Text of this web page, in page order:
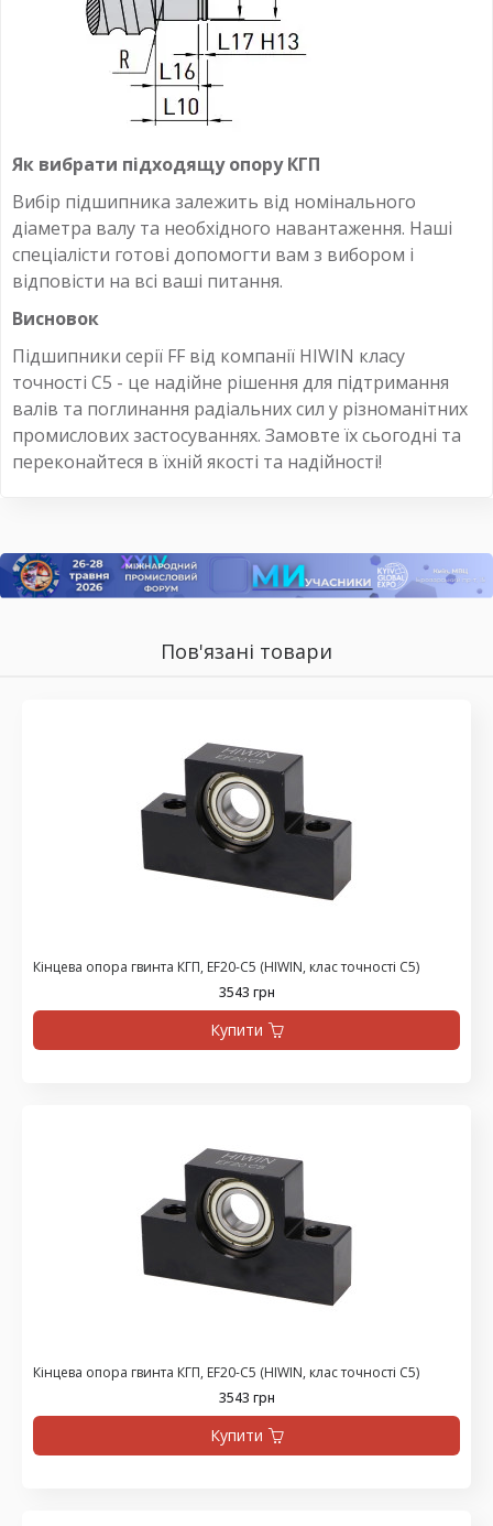
Як вибрати підходящу опору КГП
Вибір підшипника залежить від номінального
діаметра валу та необхідного навантаження. Наші
спеціалісти готові допомогти вам з вибором і
відповісти на всі ваші питання.
Висновок
Підшипники серії FF від компанії HIWIN класу
точності C5 - це надійне рішення для підтримання
валів та поглинання радіальних сил у різноманітних
промислових застосуваннях. Замовте їх сьогодні та
переконайтеся в їхній якості та надійності!
Пов'язані товари
Кінцева опора гвинта КГП, EF20-C5 (HIWIN, клас точності С5)
3543 грн
Купити
Кінцева опора гвинта КГП, EF20-C5 (HIWIN, клас точності С5)
3543 грн
Купити